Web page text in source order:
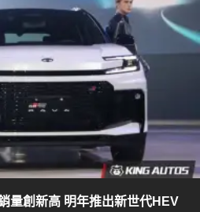
量創新高 明年推出新世代HEV